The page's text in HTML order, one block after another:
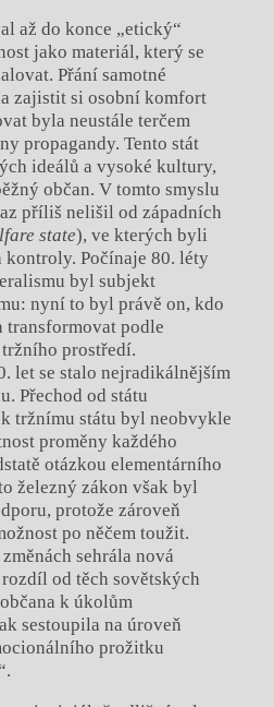
až do konce „etický“
jako materiál, který se
Přání samotné
zajistit si osobní komfort
byla neustále terčem
propagandy. Tento stát
ideálů a vysoké kultury,
občan. V tomto smyslu
příliš nelišil od západních
state), ve kterých byli
kontroly. Počínaje 80. léty
byl subjekt
nyní to byl právě on, kdo
transformovat podle
prostředí.
let se stalo nejradikálnějším
Přechod od státu
tržnímu státu byl neobvykle
proměny každého
otázkou elementárního
železný zákon však byl
protože zároveň
po něčem toužit.
sehrála nová
od těch sovětských
k úkolům
sestoupila na úroveň
prožitku